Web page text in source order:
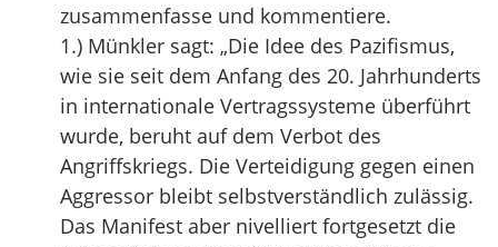
zusammenfasse und kommentiere.
1.) Münkler sagt: „Die Idee des Pazifismus,
wie sie seit dem Anfang des 20. Jahrhunderts
in internationale Vertragssysteme überführt
wurde, beruht auf dem Verbot des
Angriffskriegs. Die Verteidigung gegen einen
Aggressor bleibt selbstverständlich zulässig.
Das Manifest aber nivelliert fortgesetzt die